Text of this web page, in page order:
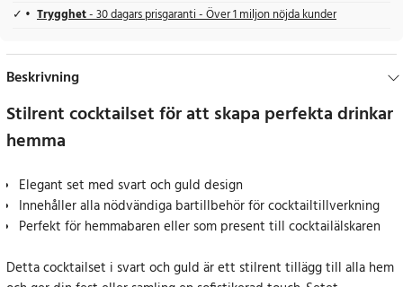
Trygghet- 30 dagars prisgaranti - Över 1 miljon nöjda kunder
Beskrivning
Stilrent cocktailset för att skapa perfekta drinkar
hemma
Elegant set med svart och guld design
Innehåller alla nödvändiga bartillbehör för cocktailtillverkning
Perfekt för hemmabaren eller som present till cocktailälskaren
Detta cocktailset i svart och guld är ett stilrent tillägg till alla hem